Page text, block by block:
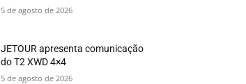
5 de agosto de 2026
JETOUR apresenta comunicação
do T2 XWD 4×4
5 de agosto de 2026